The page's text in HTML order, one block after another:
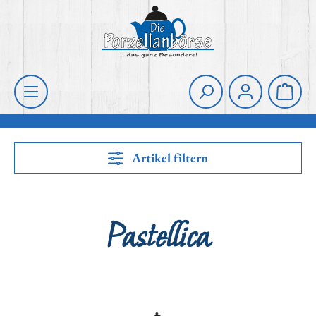
Hauptinhalt springen
Artikel filtern
Pastellica